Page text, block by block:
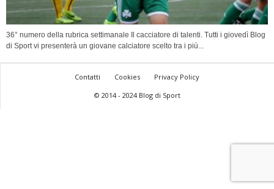
36° numero della rubrica settimanale Il cacciatore di talenti. Tutti i giovedì Blog
di Sport vi presenterà un giovane calciatore scelto tra i più...
Contatti Cookies
Privacy Policy
© 2014 - 2024 Blog di Sport